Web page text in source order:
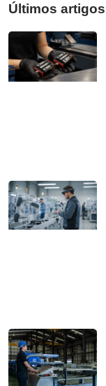
Últimos artigos